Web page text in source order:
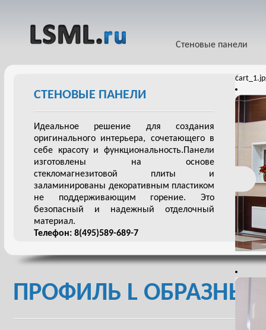
Стеновые панели
СТЕНОВЫЕ ПАНЕЛИ
Идеальное решение для создания
оригинального интерьера, сочетающего в
себе красоту и функциональность.Панели
изготовлены на основе
стекломагнезитовой плиты и
заламинированы декоративным пластиком
не поддерживающим горение. Это
безопасный и надежный отделочный
материал.
Телефон: 8(495)589-689-7
ПРОФИЛЬ L ОБРАЗНЫЙ